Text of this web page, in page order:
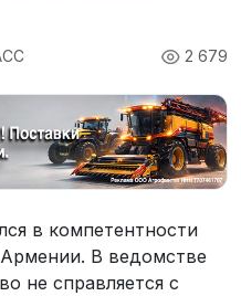
2 679
в компетентности
В ведомстве
не справляется с